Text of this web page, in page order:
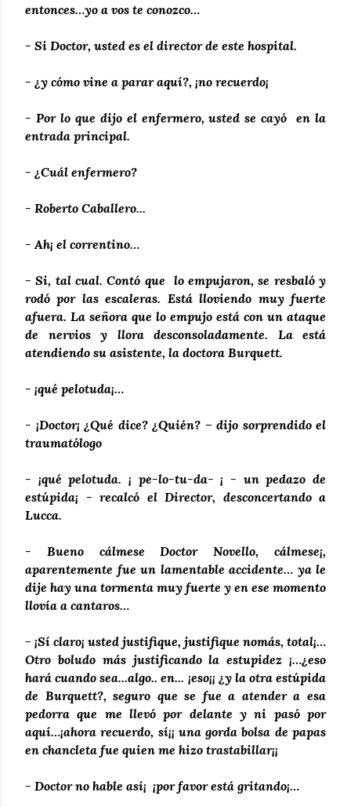
entonces…yo a vos te conozco…
- Si Doctor, usted es el director de este hospital.
- ¿y cómo vine a parar aquí?, ¡no recuerdo¡
- Por lo que dijo el enfermero, usted se cayó en la
entrada principal.
- ¿Cuál enfermero?
- Roberto Caballero...
- Ah¡ el correntino…
- Si, tal cual. Contó que lo empujaron, se resbaló y
rodó por las escaleras. Está lloviendo muy fuerte
afuera. La señora que lo empujo está con un ataque
de nervios y llora desconsoladamente. La está
atendiendo su asistente, la doctora Burquett.
- ¡qué pelotuda¡…
- ¡Doctor¡ ¿Qué dice? ¿Quién? – dijo sorprendido el
traumatólogo
- ¡qué pelotuda. ¡ pe-lo-tu-da- ¡ - un pedazo de
estúpida¡ - recalcó el Director, desconcertando a
Lucca.
- Bueno cálmese Doctor Novello, cálmese¡,
aparentemente fue un lamentable accidente… ya le
dije hay una tormenta muy fuerte y en ese momento
llovía a cantaros…
- ¡Sí claro¡ usted justifique, justifique nomás, total¡…
Otro boludo más justificando la estupidez ¡…¿eso
hará cuando sea...algo.. en... ¡eso¡¡ ¿y la otra estúpida
de Burquett?, seguro que se fue a atender a esa
pedorra que me llevó por delante y ni pasó por
aquí…¡ahora recuerdo, sí¡¡ una gorda bolsa de papas
en chancleta fue quien me hizo trastabillar¡¡
- Doctor no hable así¡ ¡por favor está gritando¡…